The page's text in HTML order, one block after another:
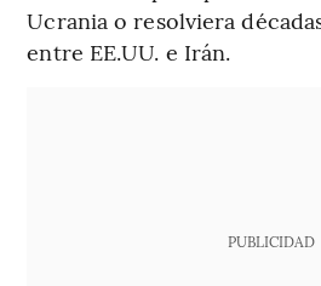
Ucrania o resolviera
entre EE.UU. e Irán.
PUBLICIDAD